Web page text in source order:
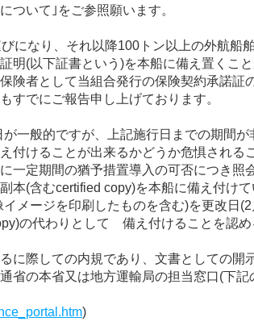
ついて｣をご参照願います。
になり、それ以降100トン以上の外航船
明(以下証書という)を本船に備え置くこ
険者として当組合発行の保険契約承諾
すでにご報告申し上げております。
一般的ですが、上記施行日までの期間
付けることが出来るかどうか危惧され
一定期間の猶予措置導入の可否につき
本(含むcertified copy)を本船に備え付
メージを印刷したものを含む)を更改日
の代わりとして 備え付けることを認め
に際しての内規であり、文書としての
省の本省又は地方運輸局の担当窓口(下
)